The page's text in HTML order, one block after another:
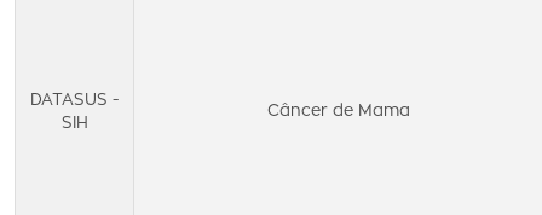
DATASUS -
SIH
Câncer de Mama